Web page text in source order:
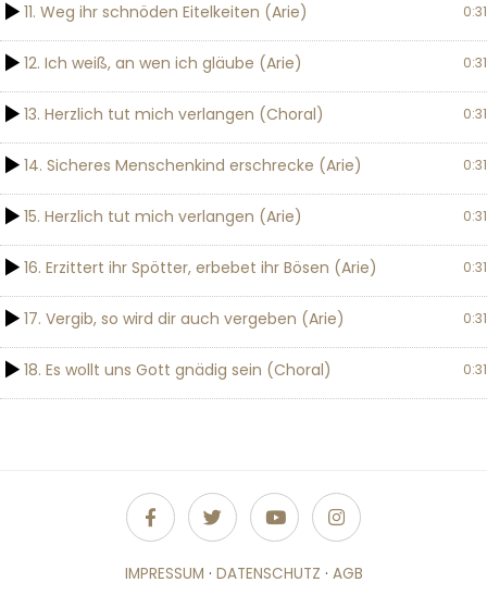
11. Weg ihr schnöden Eitelkeiten (Arie) 0:31
12. Ich weiß, an wen ich gläube (Arie) 0:31
13. Herzlich tut mich verlangen (Choral) 0:31
14. Sicheres Menschenkind erschrecke (Arie) 0:31
15. Herzlich tut mich verlangen (Arie) 0:31
16. Erzittert ihr Spötter, erbebet ihr Bösen (Arie) 0:31
17. Vergib, so wird dir auch vergeben (Arie) 0:31
18. Es wollt uns Gott gnädig sein (Choral) 0:31
IMPRESSUM · DATENSCHUTZ · AGB